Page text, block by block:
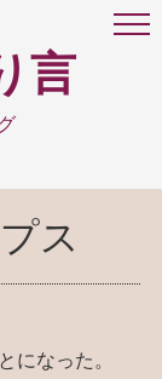
言
ス
なった。